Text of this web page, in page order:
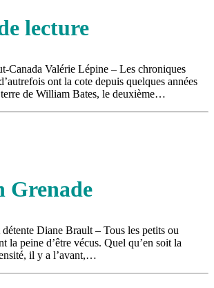
lecture
Canada Valérie Lépine – Les chroniques
ont la cote depuis quelques années
de William Bates, le deuxième…
Grenade
détente Diane Brault – Tous les petits ou
la peine d’être vécus. Quel qu’en soit la
il y a l’avant,…